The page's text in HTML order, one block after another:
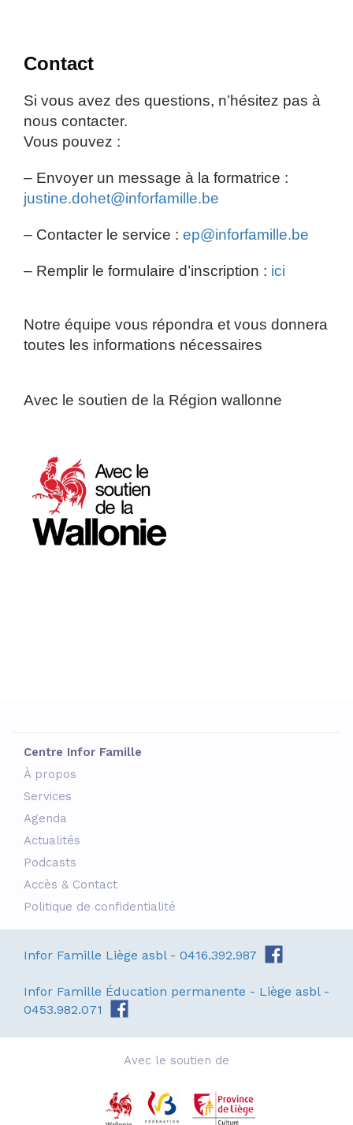
Contact
Si vous avez des questions, n’hésitez pas à
nous contacter.
Vous pouvez :
– Envoyer un message à la formatrice :
justine.dohet@inforfamille.be
– Contacter le service : ep@inforfamille.be
– Remplir le formulaire d’inscription : ici
Notre équipe vous répondra et vous donnera
toutes les informations nécessaires
Avec le soutien de la Région wallonne
Centre Infor Famille
À propos
Services
Agenda
Actualités
Podcasts
Accès & Contact
Politique de confidentialité
Infor Famille Liège asbl - 0416.392.987
Infor Famille Éducation permanente - Liège asbl -
0453.982.071
Avec le soutien de